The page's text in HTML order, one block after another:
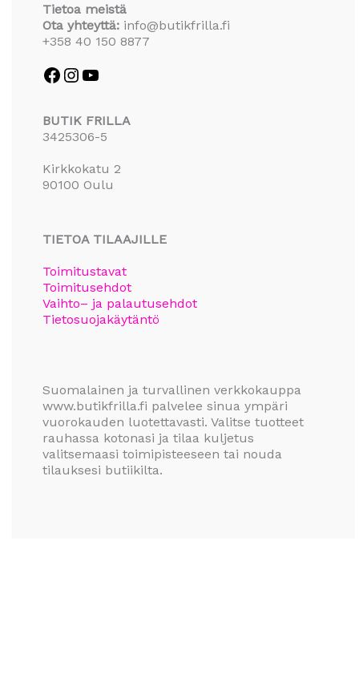
Tietoa meistä
Ota yhteyttä: info@butikfrilla.fi
+358 40 150 8877
BUTIK FRILLA
3425306-5
Kirkkokatu 2
90100 Oulu
TIETOA TILAAJILLE
Toimitustavat
Toimitusehdot
Vaihto– ja palautusehdot
Tietosuojakäytäntö
Suomalainen ja turvallinen verkkokauppa
www.butikfrilla.fi palvelee sinua ympäri
vuorokauden luotettavasti. Valitse tuotteet
rauhassa kotonasi ja tilaa kuljetus
valitsemaasi toimipisteeseen tai nouda
tilauksesi butiikilta.